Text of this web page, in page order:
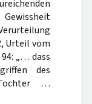
Urteil vom
94: „… dass
des
…